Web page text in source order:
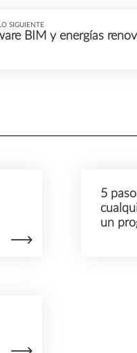
SIGUIENTE
BIM y energías
5
un